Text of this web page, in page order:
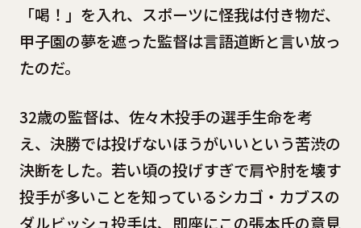
「喝！」を入れ、スポーツに怪我は付き物だ、
甲子園の夢を遮った監督は言語道断と言い放っ
たのだ。
32歳の監督は、佐々木投手の選手生命を考
え、決勝では投げないほうがいいという苦渋の
決断をした。若い頃の投げすぎで肩や肘を壊す
投手が多いことを知っているシカゴ・カブスの
ダルビッシュ投手は、即座にこの張本氏の意見